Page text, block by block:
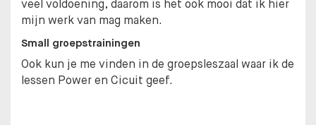
veel voldoening, daarom is het ook mooi dat ik hier
mijn werk van mag maken.
Small groepstrainingen
Ook kun je me vinden in de groepsleszaal waar ik de
lessen Power en Cicuit geef.